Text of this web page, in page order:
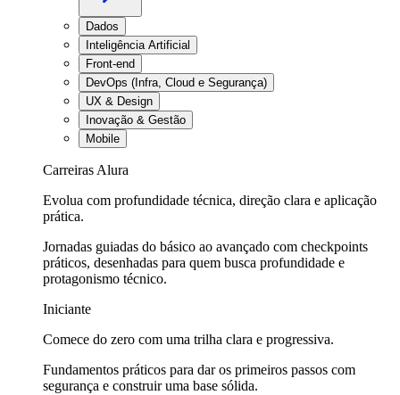
Dados
Inteligência Artificial
Front-end
DevOps (Infra, Cloud e Segurança)
UX & Design
Inovação & Gestão
Mobile
Carreiras Alura
Evolua com profundidade técnica, direção clara e aplicação
prática.
Jornadas guiadas do básico ao avançado com checkpoints
práticos, desenhadas para quem busca profundidade e
protagonismo técnico.
Iniciante
Comece do zero com uma trilha clara e progressiva.
Fundamentos práticos para dar os primeiros passos com
segurança e construir uma base sólida.